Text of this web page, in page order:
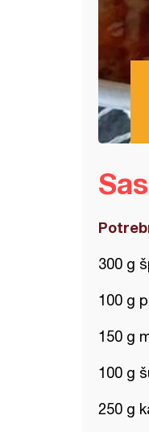
300 g
100 g
150 g
100 g
250 g